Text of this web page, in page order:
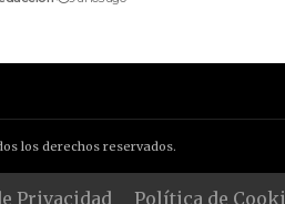
los derechos reservados.
Privacidad Política de